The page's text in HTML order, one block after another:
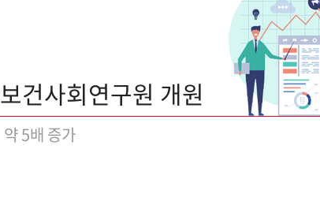
건사회연구원 개원
약 5배 증가